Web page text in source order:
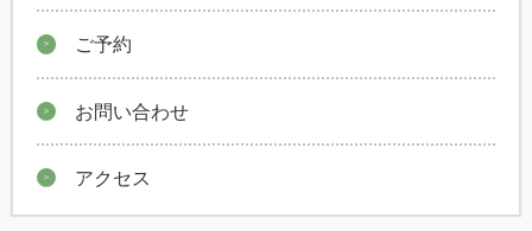
ご予約
お問い合わせ
アクセス